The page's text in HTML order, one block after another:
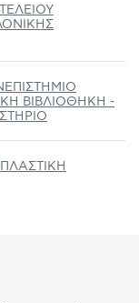
ΒΙΒΛΙΟΘΗΚΗ -